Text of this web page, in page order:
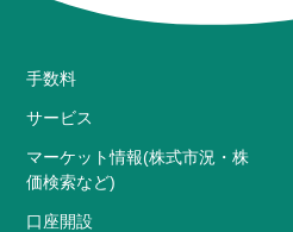
手数料
サービス
マーケット情報(株式市況・株
価検索など)
口座開設